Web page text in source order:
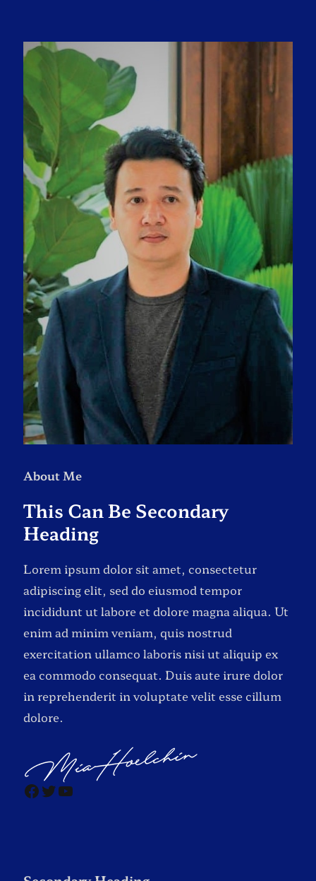
About Me
This Can Be Secondary
Heading
Lorem ipsum dolor sit amet, consectetur
adipiscing elit, sed do eiusmod tempor
incididunt ut labore et dolore magna aliqua. Ut
enim ad minim veniam, quis nostrud
exercitation ullamco laboris nisi ut aliquip ex
ea commodo consequat. Duis aute irure dolor
in reprehenderit in voluptate velit esse cillum
dolore.